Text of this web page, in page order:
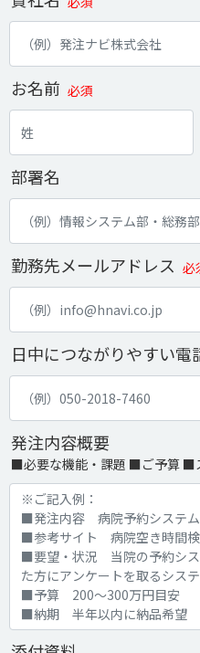
お名前 必須
部署名
勤務先メールアドレス 必
日中につながりやすい電
発注内容概要
■必要な機能・課題 ■ご予算 ■